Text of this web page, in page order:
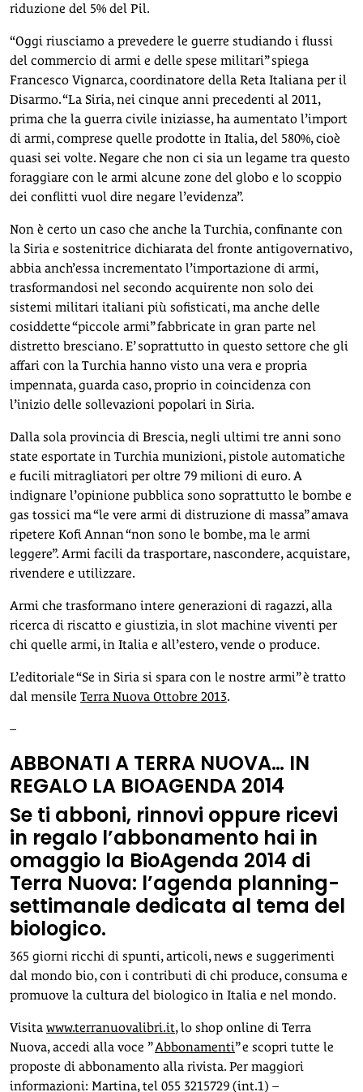
riduzione del 5% del Pil.
“Oggi riusciamo a prevedere le guerre studiando i flussi
del commercio di armi e delle spese militari” spiega
Francesco Vignarca, coordinatore della Reta Italiana per il
Disarmo. “La Siria, nei cinque anni precedenti al 2011,
prima che la guerra civile iniziasse, ha aumentato l’import
di armi, comprese quelle prodotte in Italia, del 580%, cioè
quasi sei volte. Negare che non ci sia un legame tra questo
foraggiare con le armi alcune zone del globo e lo scoppio
dei conflitti vuol dire negare l’evidenza”.
Non è certo un caso che anche la Turchia, confinante con
la Siria e sostenitrice dichiarata del fronte antigovernativo,
abbia anch’essa incrementato l’importazione di armi,
trasformandosi nel secondo acquirente non solo dei
sistemi militari italiani più sofisticati, ma anche delle
cosiddette “piccole armi” fabbricate in gran parte nel
distretto bresciano. E’ soprattutto in questo settore che gli
affari con la Turchia hanno visto una vera e propria
impennata, guarda caso, proprio in coincidenza con
l’inizio delle sollevazioni popolari in Siria.
Dalla sola provincia di Brescia, negli ultimi tre anni sono
state esportate in Turchia munizioni, pistole automatiche
e fucili mitragliatori per oltre 79 milioni di euro. A
indignare l’opinione pubblica sono soprattutto le bombe e
gas tossici ma “le vere armi di distruzione di massa” amava
ripetere Kofi Annan “non sono le bombe, ma le armi
leggere”. Armi facili da trasportare, nascondere, acquistare,
rivendere e utilizzare.
Armi che trasformano intere generazioni di ragazzi, alla
ricerca di riscatto e giustizia, in slot machine viventi per
chi quelle armi, in Italia e all’estero, vende o produce.
L’editoriale “Se in Siria si spara con le nostre armi” è tratto
dal mensile Terra Nuova Ottobre 2013.
–
ABBONATI A TERRA NUOVA… IN
REGALO LA BIOAGENDA 2014
Se ti abboni, rinnovi oppure ricevi
in regalo l’abbonamento hai in
omaggio la BioAgenda 2014 di
Terra Nuova: l’agenda planning-
settimanale dedicata al tema del
biologico.
365 giorni ricchi di spunti, articoli, news e suggerimenti
dal mondo bio, con i contributi di chi produce, consuma e
promuove la cultura del biologico in Italia e nel mondo.
Visita www.terranuovalibri.it, lo shop online di Terra
Nuova, accedi alla voce ”Abbonamenti” e scopri tutte le
proposte di abbonamento alla rivista. Per maggiori
informazioni: Martina, tel 055 3215729 (int.1) –